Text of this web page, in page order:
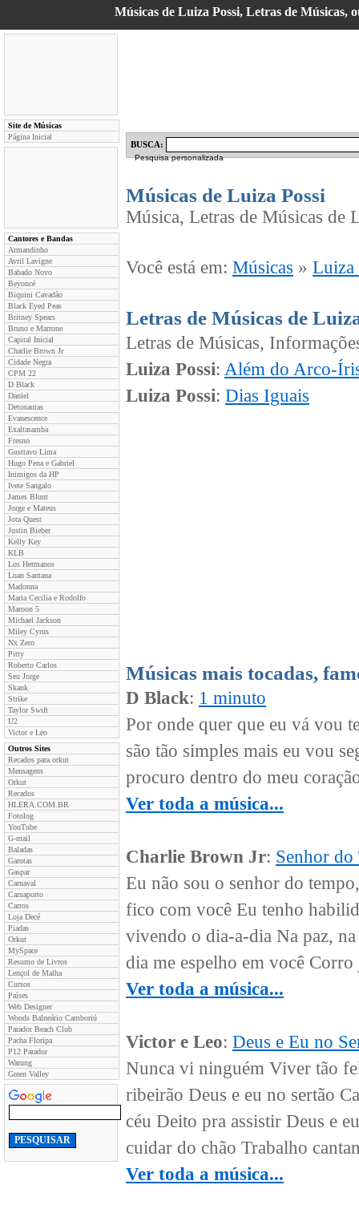
Músicas de Luiza Possi, Letras de Músicas,
Site de Músicas
Página Inicial
Cantores e Bandas
Armandinho
Avril Lavigne
Babado Novo
Beyoncé
Biquini Cavadão
Black Eyed Peas
Britney Spears
Bruno e Marrone
Capital Inicial
Charlie Brown Jr
Cidade Negra
CPM 22
D Black
Daniel
Detonautas
Evanescence
Exaltasamba
Fresno
Gusttavo Lima
Hugo Pena e Gabriel
Inimigos da HP
Ivete Sangalo
James Blunt
Jorge e Mateus
Jota Quest
Justin Bieber
Kelly Key
KLB
Los Hermanos
Luan Santana
Madonna
Maria Cecilia e Rodolfo
Maroon 5
Michael Jackson
Miley Cyrus
Nx Zero
Pitty
Roberto Carlos
Seu Jorge
Skank
Strike
Taylor Swift
U2
Victor e Leo
Outros Sites
Recados para orkut
Mensagens
Orkut
Recados
HLERA.COM.BR
Fotolog
YouTube
G-mail
Baladas
Garotas
Gaspar
Carnaval
Carnaporto
Carros
Loja Decé
Piadas
Orkut
MySpace
Resumo de Livros
Lençol de Malha
Cursos
Países
Web Designer
Woods Balneário Camboriú
Parador Beach Club
Pacha Floripa
P12 Parador
Warung
Green Valley
BUSCA:
Pesquisa personalizada
Músicas de Luiza Possi
Música, Letras de Músicas de
Você está em: Músicas » Luiza
Letras de Músicas de
Letras de Músicas,
Luiza Possi: Além do Arco-
Luiza Possi: Dias Iguais
Músicas mais tocadas,
D Black: 1 minuto
Por onde quer que eu vá vou
são tão simples mais eu vou
procuro dentro do meu
Ver toda a música...
Charlie Brown Jr: Senhor do
Eu não sou o senhor do
fico com você Eu tenho
vivendo o dia-a-dia Na paz,
dia me espelho em você
Ver toda a música...
Victor e Leo: Deus e Eu no
Nunca vi ninguém Viver tão
ribeirão Deus e eu no sertão
céu Deito pra assistir Deus e
cuidar do chão Trabalho
Ver toda a música...